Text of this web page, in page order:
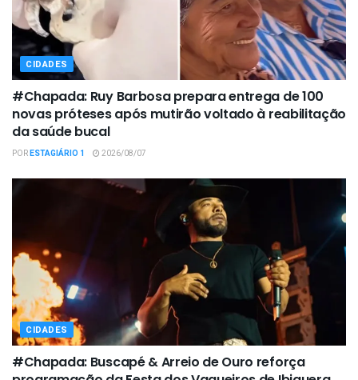
CIDADES
#Chapada: Ruy Barbosa prepara entrega de 100
novas próteses após mutirão voltado à reabilitação
da saúde bucal
PORESTAGIÁRIO 1 2026/08/07
CIDADES
#Chapada: Buscapé & Arreio de Ouro reforça